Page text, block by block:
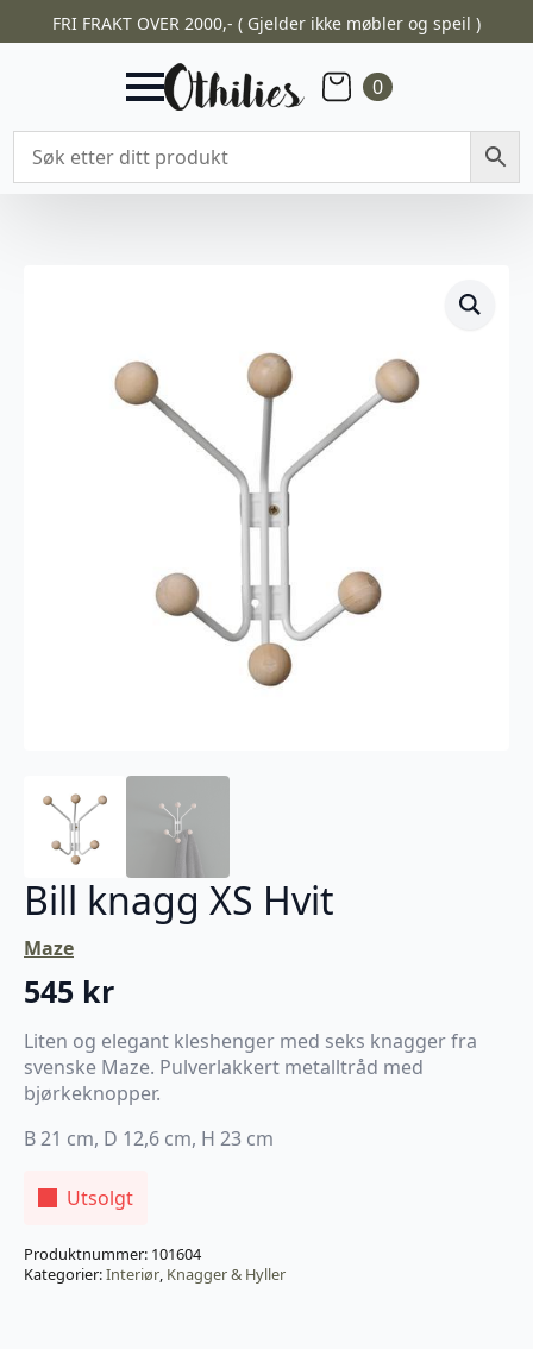
FRI FRAKT OVER 2000,- ( Gjelder ikke møbler og speil )
0
Bill knagg XS Hvit
Maze
545 kr
Liten og elegant kleshenger med seks knagger fra
svenske Maze. Pulverlakkert metalltråd med
bjørkeknopper.
B 21 cm, D 12,6 cm, H 23 cm
Utsolgt
Produktnummer: 101604
Kategorier:Interiør, Knagger & Hyller